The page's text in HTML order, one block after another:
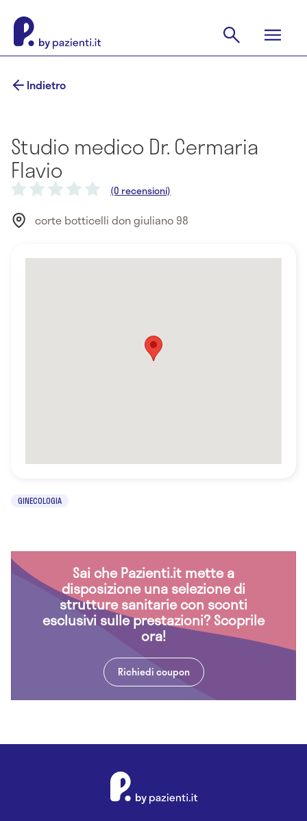
Indietro
Studio medico Dr. Cermaria
Flavio
(0 recensioni)
corte botticelli don giuliano 98
GINECOLOGIA
Sai che Pazienti.it mette a
disposizione una selezione di
strutture sanitarie con sconti
esclusivi sulle prestazioni? Scoprile
ora!
Richiedi coupon